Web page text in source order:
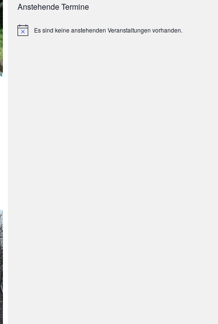
Anstehende Termine
HinweisEs sind keine anstehenden Veranstaltungen vorhanden.